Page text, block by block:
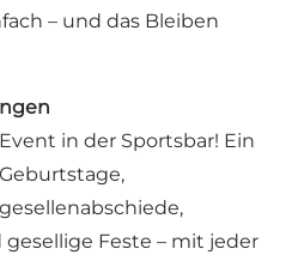
– und das Bleiben
in der Sportsbar! Ein
Feste – mit jeder